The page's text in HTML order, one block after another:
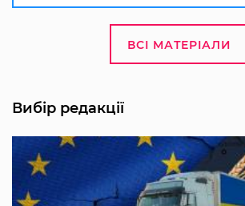
ВСІ МАТЕРІАЛИ
Вибір редакції